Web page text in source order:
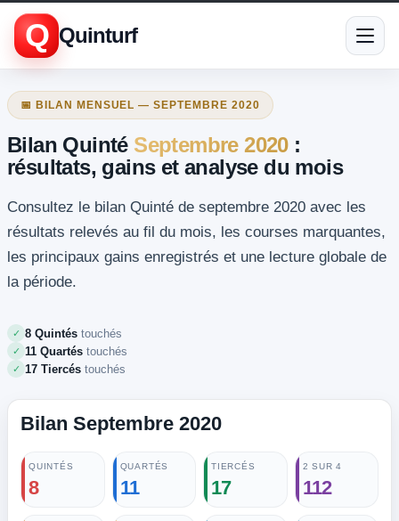
Q Quinturf
📅 BILAN MENSUEL — SEPTEMBRE 2020
Bilan Quinté Septembre 2020:
résultats, gains et analyse du mois
Consultez le bilan Quinté de septembre 2020 avec les
résultats relevés au fil du mois, les courses marquantes,
les principaux gains enregistrés et une lecture globale de
la période.
✓ 8 Quintés touchés
✓ 11 Quartés touchés
✓ 17 Tiercés touchés
Bilan Septembre 2020
QUINTÉS
8
QUARTÉS
11
TIERCÉS
17
2 SUR 4
112